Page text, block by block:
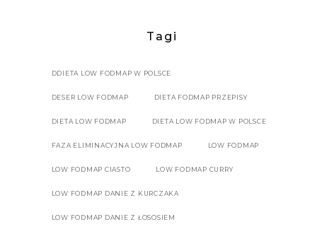
Tagi
DDIETA LOW FODMAP W POLSCE
DESER LOW FODMAP DIETA FODMAP PRZEPISY
DIETA LOW FODMAP DIETA LOW FODMAP W POLSCE
FAZA ELIMINACYJNA LOW FODMAP LOW FODMAP
LOW FODMAP CIASTO LOW FODMAP CURRY
LOW FODMAP DANIE Z KURCZAKA
LOW FODMAP DANIE Z ŁOSOSIEM